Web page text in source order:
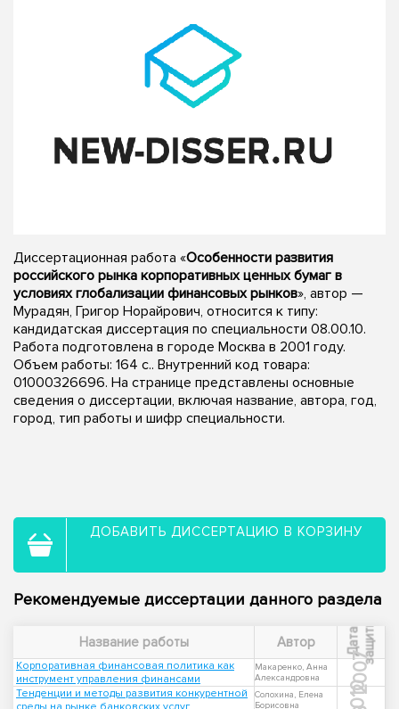
Диссертационная работа «Особенности развития
российского рынка корпоративных ценных бумаг в
условиях глобализации финансовых рынков», автор —
Мурадян, Григор Норайрович, относится к типу:
кандидатская диссертация по специальности 08.00.10.
Работа подготовлена в городе Москва в 2001 году.
Объем работы: 164 с.. Внутренний код товара:
01000326696. На странице представлены основные
сведения о диссертации, включая название, автора, год,
город, тип работы и шифр специальности.
ДОБАВИТЬ ДИССЕРТАЦИЮ В КОРЗИНУ
Рекомендуемые диссертации данного раздела
Название работы Автор Д
а
т
а
з
а
щ
и
ты
Корпоративная финансовая политика как
инструмент управления финансами
Макаренко, Анна
Александровна
2007
Тенденции и методы развития конкурентной
Солохина, Елена
Борисовна
2010